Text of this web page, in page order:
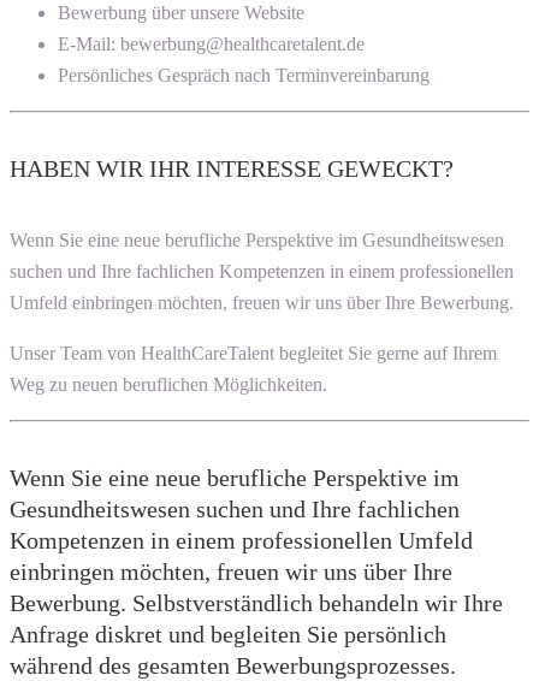
Bewerbung über unsere Website
E-Mail: bewerbung@healthcaretalent.de
Persönliches Gespräch nach Terminvereinbarung
HABEN WIR IHR INTERESSE GEWECKT?
Wenn Sie eine neue berufliche Perspektive im Gesundheitswesen
suchen und Ihre fachlichen Kompetenzen in einem professionellen
Umfeld einbringen möchten, freuen wir uns über Ihre Bewerbung.
Unser Team von HealthCareTalent begleitet Sie gerne auf Ihrem
Weg zu neuen beruflichen Möglichkeiten.
Wenn Sie eine neue berufliche Perspektive im
Gesundheitswesen suchen und Ihre fachlichen
Kompetenzen in einem professionellen Umfeld
einbringen möchten, freuen wir uns über Ihre
Bewerbung. Selbstverständlich behandeln wir Ihre
Anfrage diskret und begleiten Sie persönlich
während des gesamten Bewerbungsprozesses.